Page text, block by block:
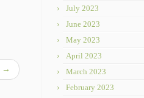
→
July 2023
June 2023
May 2023
April 2023
March 2023
February 2023